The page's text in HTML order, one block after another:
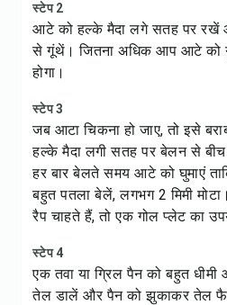
स्टेप 2
आटे को हल्के मैदा लगे सतह पर रखें
से गूंथें। जितना अधिक आप आटे को
होगा।
स्टेप 3
जब आटा चिकना हो जाए, तो इसे
हल्के मैदा लगी सतह पर बेलन से
हर बार बेलते समय आटे को घुमाएं
बहुत पतला बेलें, लगभग 2 मिमी
रैप चाहते हैं, तो एक गोल प्लेट का
स्टेप 4
एक तवा या ग्रिल पैन को बहुत
तेल डालें और पैन को झुकाकर तेल